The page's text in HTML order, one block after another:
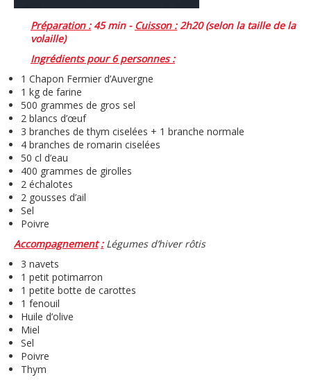
Préparation :45 min - Cuisson :2h20 (selon la taille de la
volaille)
Ingrédientspour 6 personnes:
1 Chapon Fermier d’Auvergne
1 kg de farine
500 grammes de gros sel
2 blancs d’œuf
3 branches de thym ciselées + 1 branche normale
4 branches de romarin ciselées
50 cl d’eau
400 grammes de girolles
2 échalotes
2 gousses d’ail
Sel
Poivre
Accompagnement :Légumes d’hiver rôtis
3 navets
1 petit potimarron
1 petite botte de carottes
1 fenouil
Huile d’olive
Miel
Sel
Poivre
Thym